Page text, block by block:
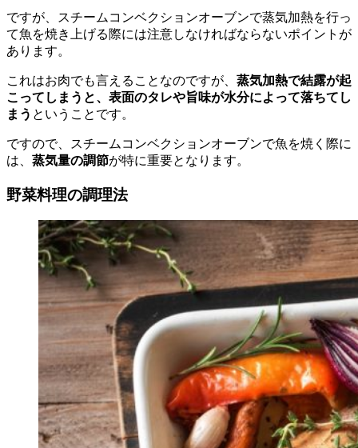
ですが、スチームコンベクションオーブンで蒸気加熱を行っ
て魚を焼き上げる際には注意しなければならないポイントが
あります。
これはお肉でも言えることなのですが、 蒸気加熱で結露が起
こってしまうと、表面のタレや旨味が水分によって落ちてし
まう ということです。
ですので、スチームコンベクションオーブンで魚を焼く際に
は、 蒸気量の調節が特に重要となります。
野菜料理の調理法